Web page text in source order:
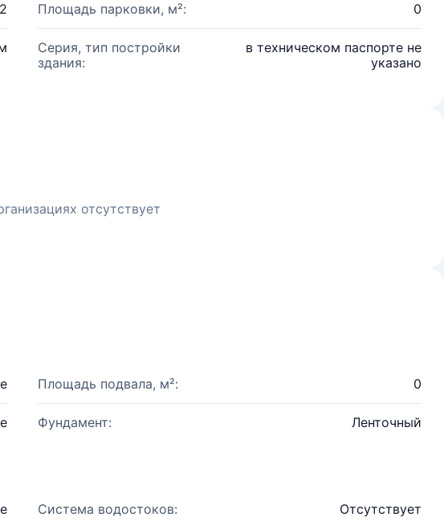
Площадь парковки, м²: 0
Серия, тип постройки
здания:
в техническом паспорте не
указано
отсутствует
Площадь подвала, м²: 0
Фундамент: Ленточный
Система водостоков: Отсутствует